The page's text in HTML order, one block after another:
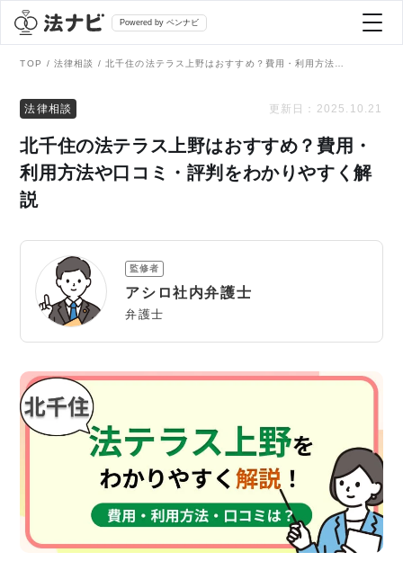
Powered by ベンナビ
全て
刑事事件
債務整理
交通事故
遺産相続
労働問題
債権回収
弁護士を探す
AI Search Premium
掲載をご検討の弁護士の方へ
TOP 法律相談
法律相談 更新日： 2025.10.21
北千住の法テラス上野はおすすめ？費用・
利用方法や口コミ・評判をわかりやすく解
説
監修者
アシロ社内弁護士
弁護士